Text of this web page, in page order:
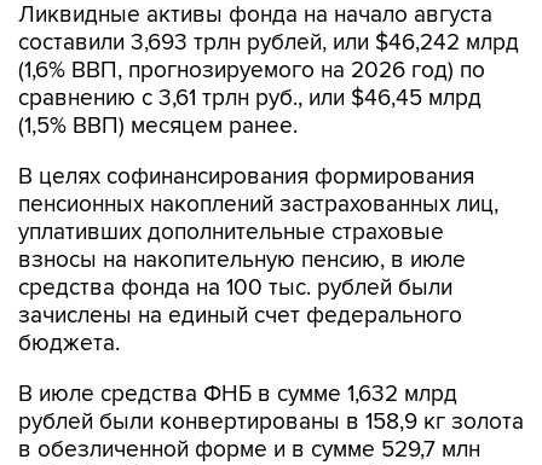
Ликвидные активы фонда на начало августа
составили 3,693 трлн рублей, или $46,242 млрд
(1,6% ВВП, прогнозируемого на 2026 год) по
сравнению с 3,61 трлн руб., или $46,45 млрд
(1,5% ВВП) месяцем ранее.
В целях софинансирования формирования
пенсионных накоплений застрахованных лиц,
уплативших дополнительные страховые
взносы на накопительную пенсию, в июле
средства фонда на 100 тыс. рублей были
зачислены на единый счет федерального
бюджета.
В июле средства ФНБ в сумме 1,632 млрд
рублей были конвертированы в 158,9 кг золота
в обезличенной форме и в сумме 529,7 млн